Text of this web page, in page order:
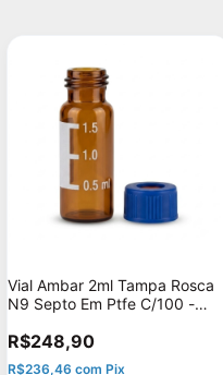
Vial Ambar 2ml Tampa Rosca
N9 Septo Em Ptfe C/100 -
R$248,90
R$236,46 com Pix